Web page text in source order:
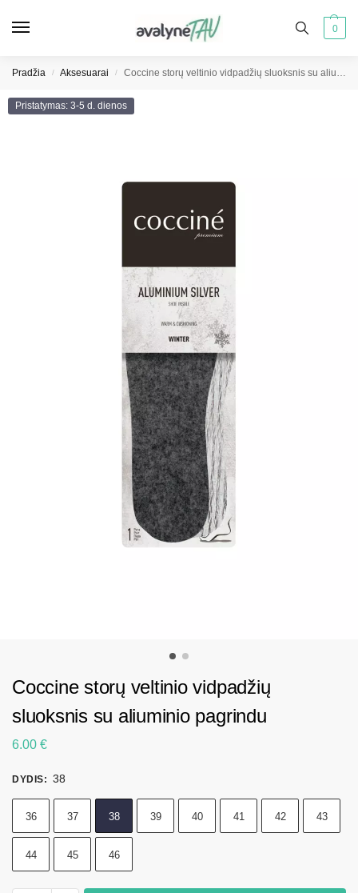
0
Pradžia / Aksesuarai / Coccine storų veltinio vidpadžių sluoksnis su aliuminio pagrindu
Pristatymas: 3-5 d. dienos
Coccine storų veltinio vidpadžių
sluoksnis su aliuminio pagrindu
6.00 €
DYDIS: 38
36 37 38 39 40 41 42 43
44 45 46